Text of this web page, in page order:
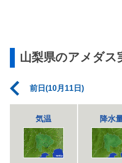
山梨県のアメダス
前日(10月11日)
気温 降水